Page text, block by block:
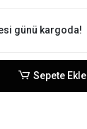
günü kargoda!
Sepete Ekle